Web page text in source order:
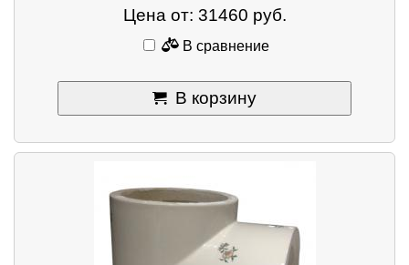
Цена от: 31460 руб.
В сравнение
В корзину